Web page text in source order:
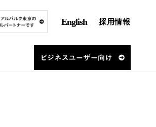
English 採用情報